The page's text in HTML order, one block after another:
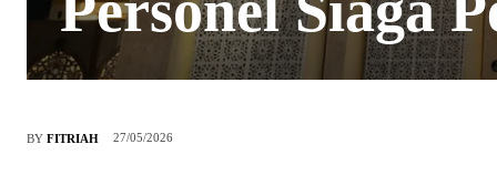
BY FITRIAH 27/05/2026